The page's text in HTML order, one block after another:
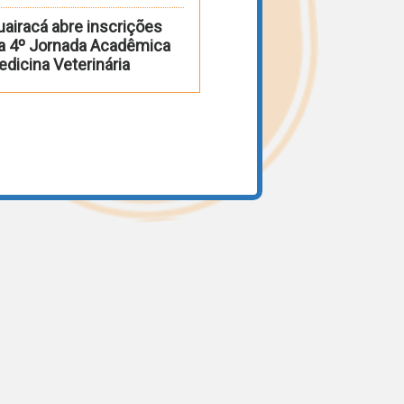
abre inscrições
4º Jornada Acadêmica
Veterinária